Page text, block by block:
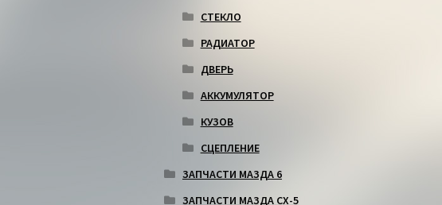
СТЕКЛО
РАДИАТОР
ДВЕРЬ
АККУМУЛЯТОР
КУЗОВ
СЦЕПЛЕНИЕ
ЗАПЧАСТИ МАЗДА 6
ЗАПЧАСТИ МАЗДА СХ-5